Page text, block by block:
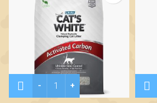
Количество CW Activated